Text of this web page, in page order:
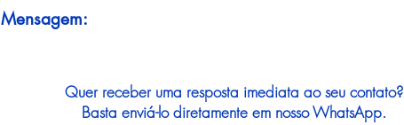
Mensagem:
Quer receber uma resposta imediata ao seu contato?
Basta enviá-lo diretamente em nosso WhatsApp.